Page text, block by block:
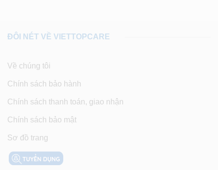
ĐÔI NÉT VỀ VIETTOPCARE
Về chúng tôi
Chính sách bảo hành
Chính sách thanh toán, giao nhận
Chính sách bảo mật
Sơ đồ trang